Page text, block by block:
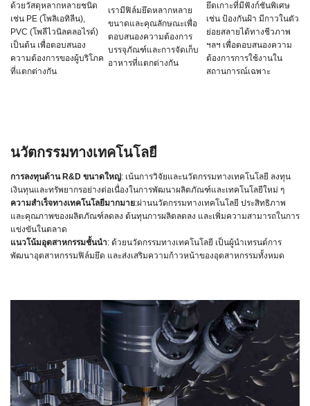
ด้วยวัสดุหลากหลายชนิด
เช่น PE (โพลิเอทิลีน),
PVC (โพลีไวนิลคลอไรด์)
เป็นต้น เพื่อตอบสนอง
ความต้องการของผู้บริโภค
ที่แตกต่างกัน
เรามีฟิล์มยึดหลากหลาย
ขนาดและคุณลักษณะเพื่อ
ตอบสนองความต้องการ
บรรจุภัณฑ์และการจัดเก็บ
อาหารที่แตกต่างกัน
ยึดเกาะที่มีฟังก์ชันพิเศษ
เช่น ป้องกันฝ้า มีกาวในตัว
ย่อยสลายได้ทางชีวภาพ
ฯลฯ เพื่อตอบสนองความ
ต้องการการใช้งานใน
สถานการณ์เฉพาะ
นวัตกรรมทางเทคโนโลยี
การลงทุนด้าน R&D ขนาดใหญ่: เน้นการวิจัยและนวัตกรรมทางเทคโนโลยี ลงทุน
เงินทุนและทรัพยากรอย่างต่อเนื่องในการพัฒนาผลิตภัณฑ์และเทคโนโลยีใหม่ ๆ
ความสำเร็จทางเทคโนโลยีมากมาย:ผ่านนวัตกรรมทางเทคโนโลยี ประสิทธิภาพ
และคุณภาพของผลิตภัณฑ์ลดลง ต้นทุนการผลิตลดลง และเพิ่มความสามารถในการ
แข่งขันในตลาด
แนวโน้มอุตสาหกรรมชั้นนำ: ด้วยนวัตกรรมทางเทคโนโลยี เป็นผู้นำเทรนด์การ
พัฒนาอุตสาหกรรมฟิล์มยึด และส่งเสริมความก้าวหน้าของอุตสาหกรรมทั้งหมด